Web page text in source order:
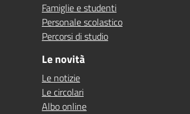
Famiglie e studenti
Personale scolastico
Percorsi di studio
Le novità
Le notizie
Le circolari
Albo online